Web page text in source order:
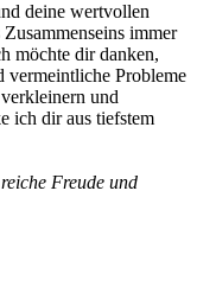
deine wertvollen
immer
möchte dir danken,
vermeintliche Probleme
und
ich dir aus tiefstem
Freude und